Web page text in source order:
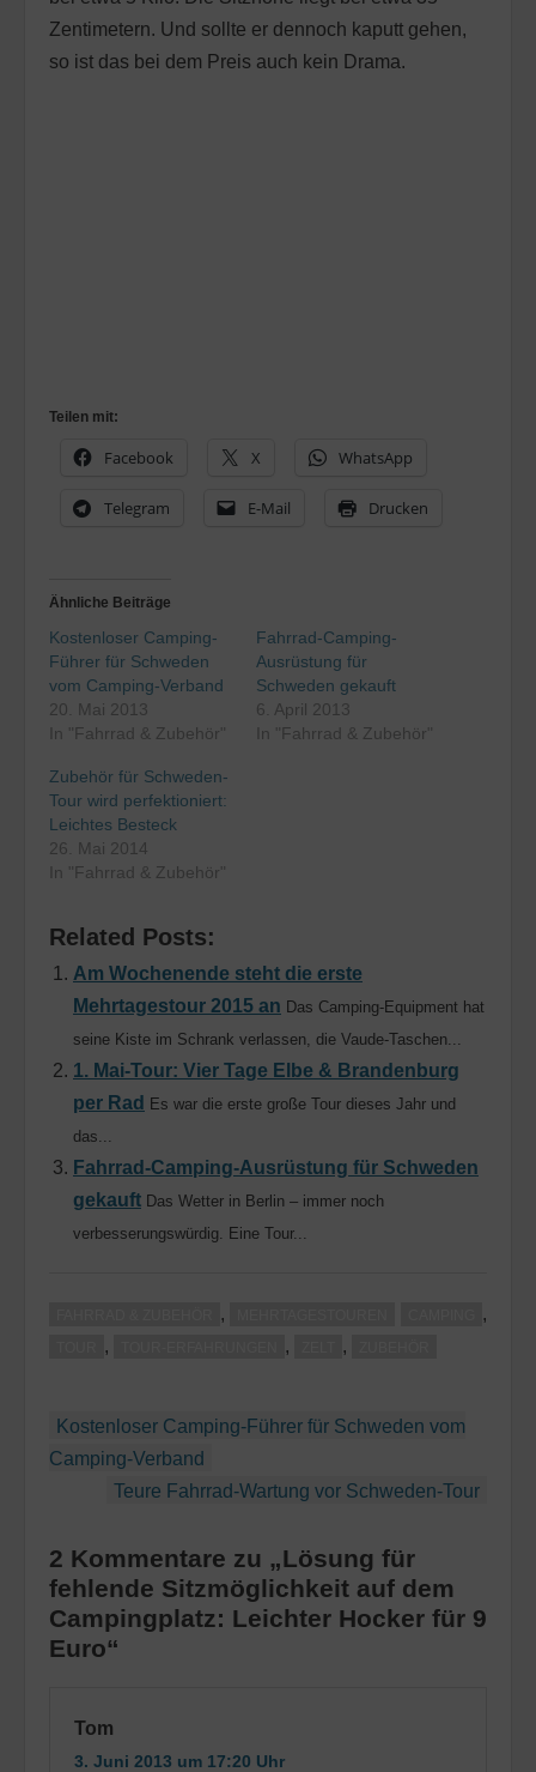
Zentimetern. Und sollte er dennoch kaputt gehen,
so ist das bei dem Preis auch kein Drama.
Teilen mit:
Facebook X WhatsApp
Telegram E-Mail Drucken
Ähnliche Beiträge
Kostenloser Camping-
Führer für Schweden
vom Camping-Verband
20. Mai 2013
In "Fahrrad & Zubehör"
Fahrrad-Camping-
Ausrüstung für
Schweden gekauft
6. April 2013
In "Fahrrad & Zubehör"
Zubehör für Schweden-
Tour wird perfektioniert:
Leichtes Besteck
26. Mai 2014
In "Fahrrad & Zubehör"
Related Posts:
Am Wochenende steht die erste
Mehrtagestour 2015 an Das Camping-Equipment hat
seine Kiste im Schrank verlassen, die Vaude-Taschen...
1. Mai-Tour: Vier Tage Elbe & Brandenburg
per Rad Es war die erste große Tour dieses Jahr und
das...
Fahrrad-Camping-Ausrüstung für Schweden
gekauft Das Wetter in Berlin – immer noch
verbesserungswürdig. Eine Tour...
, ,
, , ,
Beitragsnavigation
Kostenloser Camping-Führer für Schweden vom
Camping-Verband
Teure Fahrrad-Wartung vor Schweden-Tour
2 Kommentare zu „Lösung für
fehlende Sitzmöglichkeit auf dem
Campingplatz: Leichter Hocker für 9
Euro“
Tom
3. Juni 2013 um 17:20 Uhr